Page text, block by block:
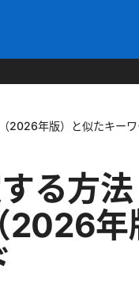
2026年版）と似たキーワ
る方法
2026年